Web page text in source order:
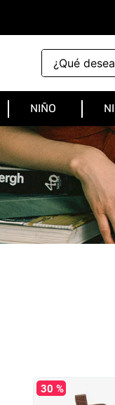
¿Qué deseas
NIÑO
30 %